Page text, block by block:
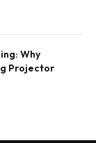
Why
Projector